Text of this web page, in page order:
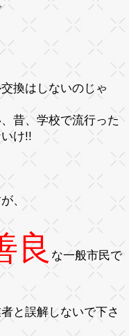
換はしないのじゃ
昔、学校で流行った
け!!
、
良 な一般市民で
と誤解しないで下さ